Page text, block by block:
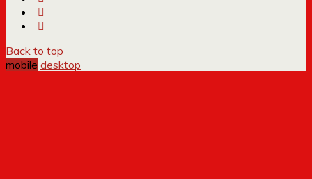
Back to top
mobile desktop